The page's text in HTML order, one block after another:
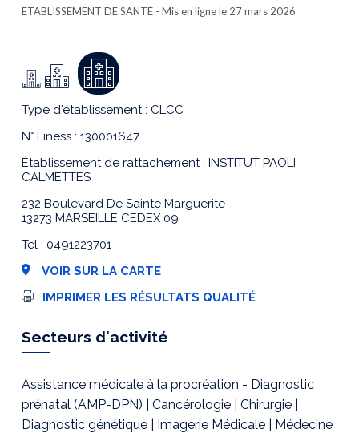
ETABLISSEMENT DE SANTÉ - Mis en ligne le 27 mars 2026
Type d'établissement : CLCC
N° Finess : 130001647
Établissement de rattachement : INSTITUT PAOLI
CALMETTES
232 Boulevard De Sainte Marguerite
13273 MARSEILLE CEDEX 09
Tel : 0491223701
VOIR SUR LA CARTE
I
e
s
i
o
n
IMPRIMER LES RÉSULTATS QUALITÉ
Secteurs d'activité
Assistance médicale à la procréation - Diagnostic
prénatal (AMP-DPN) | Cancérologie | Chirurgie |
Diagnostic génétique | Imagerie Médicale | Médecine